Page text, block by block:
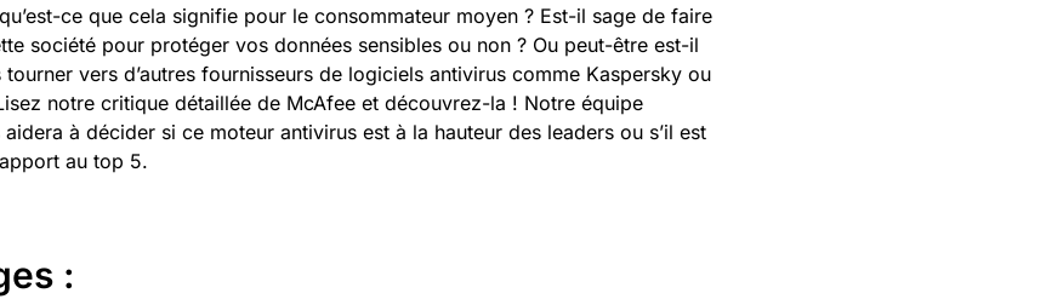
ce que cela signifie pour le consommateur moyen ? Est-il sage de faire
société pour protéger vos données sensibles ou non ? Ou peut-être est-il
vers d’autres fournisseurs de logiciels antivirus comme Kaspersky ou
notre critique détaillée de McAfee et découvrez-la ! Notre équipe
aidera à décider si ce moteur antivirus est à la hauteur des leaders ou s’il est
au top 5.
: